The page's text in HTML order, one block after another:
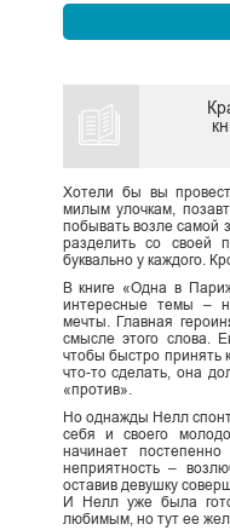
Хотели бы вы
милым улочкам,
побывать возле самой
разделить со своей
буквально у каждого.
В книге «Одна в
интересные темы –
мечты. Главная
смысле этого слова.
чтобы быстро принять
что-то сделать, она
«против».
Но однажды Нелл
себя и своего
начинает
неприятность –
оставив девушку
И Нелл уже была
любимым, но тут ее